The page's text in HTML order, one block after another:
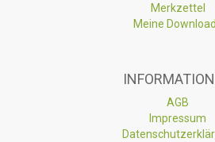
Merkzettel
Meine
AGB
Impressum